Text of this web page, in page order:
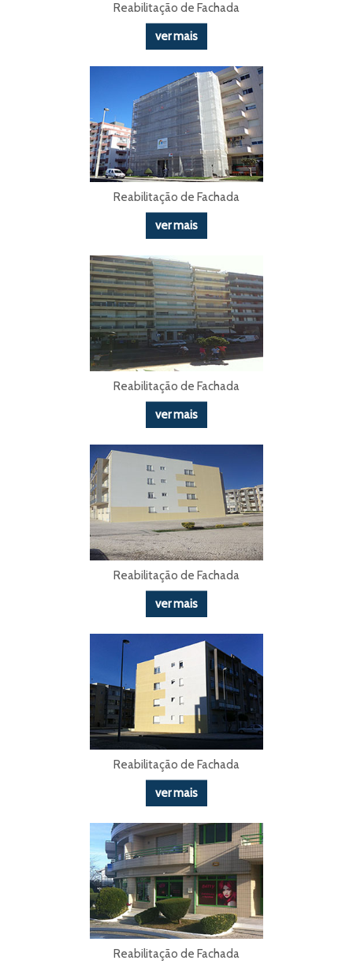
Reabilitação de Fachada
ver mais
Reabilitação de Fachada
ver mais
Reabilitação de Fachada
ver mais
Reabilitação de Fachada
ver mais
Reabilitação de Fachada
ver mais
Reabilitação de Fachada